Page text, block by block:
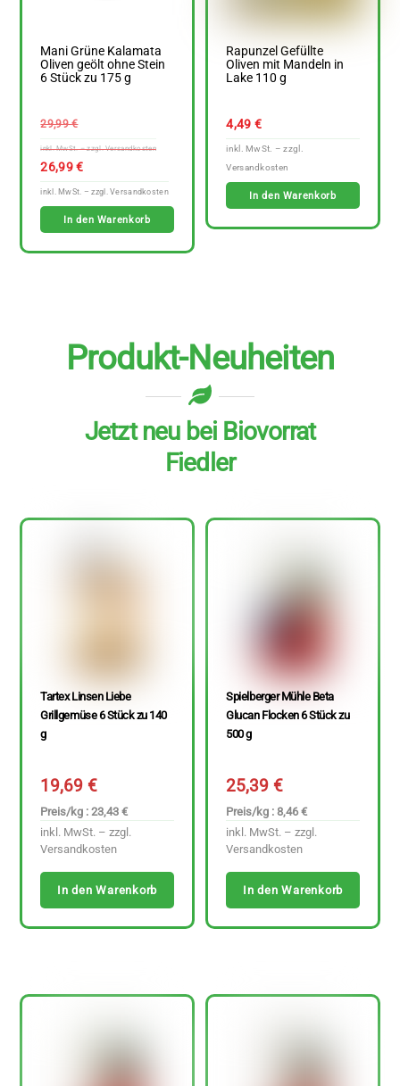
Mani Grüne Kalamata
Oliven geölt ohne Stein
6 Stück zu 175 g
29,99€
Ursprünglicher
29,99 €
26,99€
Preis
ist:
26,99 €.
In den Warenkorb
Rapunzel Gefüllte
Oliven mit Mandeln in
Lake 110 g
4,49 €
In den Warenkorb
Produkt-Neuheiten
Jetzt neu bei Biovorrat
Fiedler
Tartex Linsen Liebe
Grillgemüse 6 Stück zu 140
g
19,69€
Preis/kg : 23,43 €
inkl. MwSt. – zzgl.
Versandkosten
In den Warenkorb
Spielberger Mühle Beta
Glucan Flocken 6 Stück zu
500 g
25,39€
Preis/kg : 8,46 €
inkl. MwSt. – zzgl.
Versandkosten
In den Warenkorb